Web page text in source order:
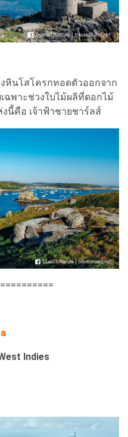
หินโสโครกทอดตัวออกจาก
ฉพาะช่วงใบไม้ผลิที่ดอกไม้
นี้คือ เจ้าฟ้าชายชาร์ลส์
Indies